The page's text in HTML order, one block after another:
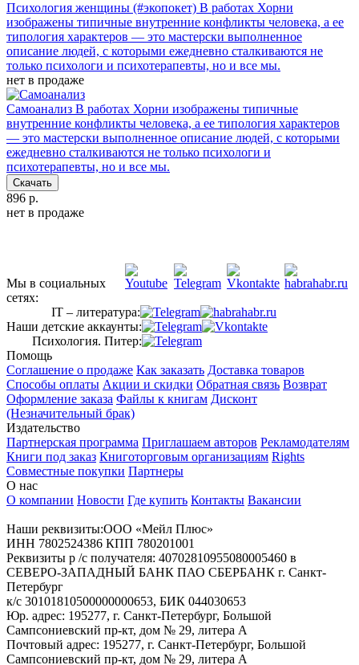
Психология женщины (#экопокет) В работах Хорни
изображены типичные внутренние конфликты человека, а ее
типология характеров — это мастерски выполненное
описание людей, с которыми ежедневно сталкиваются не
только психологи и психотерапевты, но и все мы.
нет в продаже
Самоанализ В работах Хорни изображены типичные
внутренние конфликты человека, а ее типология характеров
— это мастерски выполненное описание людей, с которыми
ежедневно сталкиваются не только психологи и
психотерапевты, но и все мы.
Скачать
896 р.
нет в продаже
Мы в социальных
сетях:
IT – литература:
Наши детские аккаунты:
Психология. Питер:
Помощь
Соглашение о продаже Как заказать Доставка товаров
Способы оплаты Акции и скидки Обратная связь Возврат
Оформление заказа Файлы к книгам Дисконт
(Незначительный брак)
Издательство
Партнерская программа Приглашаем авторов Рекламодателям
Книги под заказ Книготорговым организациям Rights
Совместные покупки Партнеры
О нас
О компании Новости Где купить Контакты Вакансии
Наши реквизиты:ООО «Мейл Плюс»
ИНН 7802524386 КПП 780201001
Реквизиты р /с получателя: 40702810955080005460 в
СЕВЕРО-ЗАПАДНЫЙ БАНК ПАО СБЕРБАНК г. Санкт-
Петербург
к/с 30101810500000000653, БИК 044030653
Юр. адрес: 195277, г. Санкт-Петербург, Большой
Сампсониевский пр-кт, дом № 29, литера А
Почтовый адрес: 195277, г. Санкт-Петербург, Большой
Сампсониевский пр-кт, дом № 29, литера А